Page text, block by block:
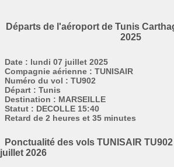
Départs de l'aéroport de Tunis
2025
Date : lundi 07 juillet 2025
Compagnie aérienne : TUNISAIR
Numéro du vol : TU902
Départ : Tunis
Destination : MARSEILLE
Statut : DECOLLE 15:40
Retard de 2 heures et 35 minutes
Ponctualité des vols TUNISAIR
juillet 2026